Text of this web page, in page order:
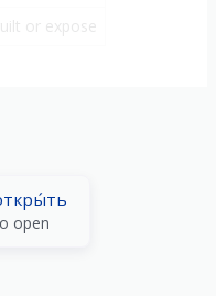
or expose
open